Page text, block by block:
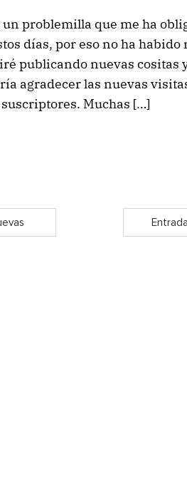
problemilla que me ha
días, por eso no ha
publicando nuevas cositas
agradecer las nuevas
Muchas […]